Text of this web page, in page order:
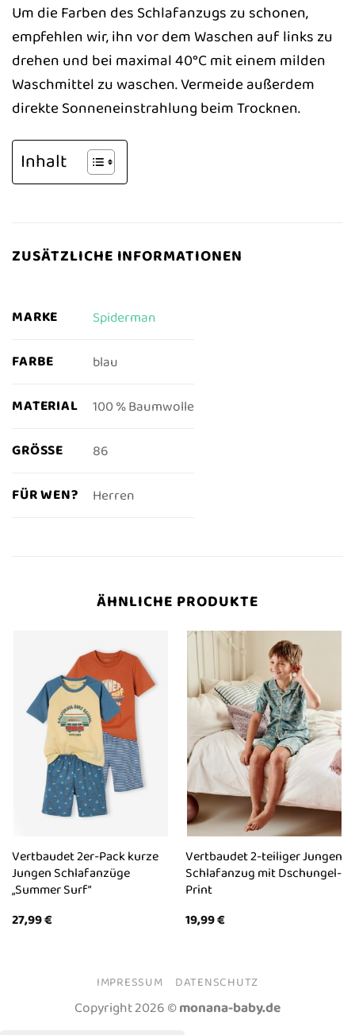
Um die Farben des Schlafanzugs zu schonen,
empfehlen wir, ihn vor dem Waschen auf links zu
drehen und bei maximal 40°C mit einem milden
Waschmittel zu waschen. Vermeide außerdem
direkte Sonneneinstrahlung beim Trocknen.
Inhalt
ZUSÄTZLICHE INFORMATIONEN
MARKE Spiderman
FARBE blau
MATERIAL 100 % Baumwolle
GRÖSSE 86
FÜR WEN? Herren
ÄHNLICHE PRODUKTE
Vertbaudet 2er-Pack kurze
Jungen Schlafanzüge
„Summer Surf“
27,99€
Vertbaudet 2-teiliger Jungen
Schlafanzug mit Dschungel-
Print
19,99€
IMPRESSUM DATENSCHUTZ
Copyright 2026 ©monana-baby.de